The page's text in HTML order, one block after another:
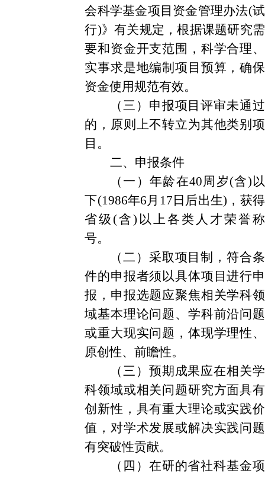
会科学基金项目资金管理办法(试
行)》有关规定，根据课题研究需
要和资金开支范围，科学合理、
实事求是地编制项目预算，确保
资金使用规范有效。
（三）申报项目评审未通过
的，原则上不转立为其他类别项
目。
二、申报条件
（一）年龄在40周岁(含)以
下(1986年6月17日后出生)，获得
省级(含)以上各类人才荣誉称
号。
（二）采取项目制，符合条
件的申报者须以具体项目进行申
报，申报选题应聚焦相关学科领
域基本理论问题、学科前沿问题
或重大现实问题，体现学理性、
原创性、前瞻性。
（三）预期成果应在相关学
科领域或相关问题研究方面具有
创新性，具有重大理论或实践价
值，对学术发展或解决实践问题
有突破性贡献。
（四）在研的省社科基金项